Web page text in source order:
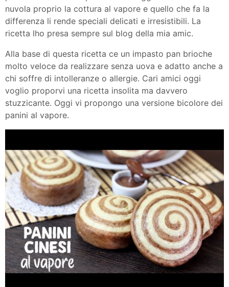
nuvola proprio la cottura al vapore e quello che fa la
differenza li rende speciali delicati e irresistibili. La
ricetta lho presa sempre sul blog della mia amic.
Alla base di questa ricetta ce un impasto pan brioche
molto veloce da realizzare senza uova e adatto anche a
chi soffre di intolleranze o allergie. Cari amici oggi
voglio proporvi una ricetta insolita ma davvero
stuzzicante. Oggi vi propongo una versione bicolore dei
panini al vapore.